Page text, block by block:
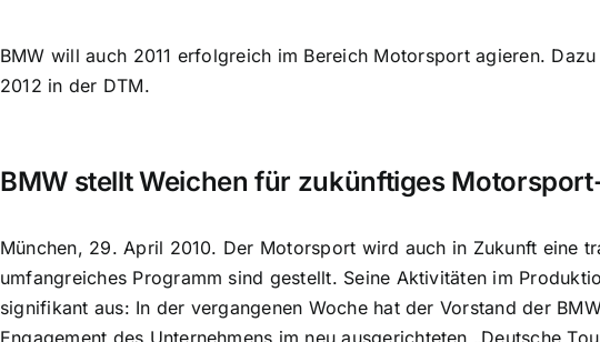
BMW will auch 2011 erfolgreich im Bereich Motorsport agieren.
2012 in der DTM.
BMW stellt Weichen für zukünftiges
München, 29. April 2010. Der Motorsport wird auch in Zukunft eine
umfangreiches Programm sind gestellt. Seine Aktivitäten im
signifikant aus: In der vergangenen Woche hat der Vorstand der
Engagement des Unternehmens im neu ausgerichteten „Deutsche